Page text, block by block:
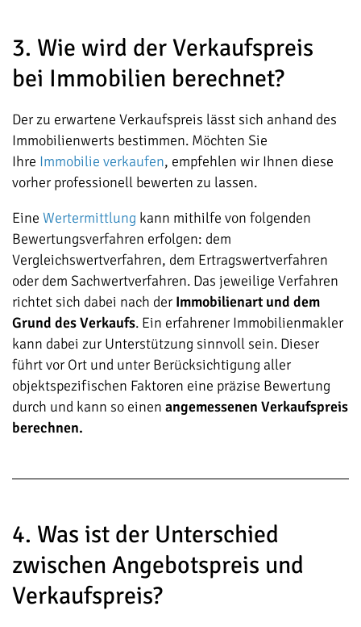
3. Wie wird der Verkaufspreis
bei Immobilien berechnet?
Der zu erwartene Verkaufspreis lässt sich anhand des
Immobilienwerts bestimmen. Möchten Sie
Ihre Immobilie verkaufen, empfehlen wir Ihnen diese
vorher professionell bewerten zu lassen.
Eine Wertermittlung kann mithilfe von folgenden
Bewertungsverfahren erfolgen: dem
Vergleichswertverfahren, dem Ertragswertverfahren
oder dem Sachwertverfahren. Das jeweilige Verfahren
richtet sich dabei nach der Immobilienart und dem
Grund des Verkaufs. Ein erfahrener Immobilienmakler
kann dabei zur Unterstützung sinnvoll sein. Dieser
führt vor Ort und unter Berücksichtigung aller
objektspezifischen Faktoren eine präzise Bewertung
durch und kann so einen angemessenen Verkaufspreis
berechnen.
4. Was ist der Unterschied
zwischen Angebotspreis und
Verkaufspreis?